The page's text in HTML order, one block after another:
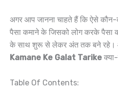
अगर आप जानना चाहते हैं कि ऐसे कौन-
पैसा कमाने के जिसको लोग करके पैसा
के साथ शुरू से लेकर अंत तक बने रहे।
Kamane Ke Galat Tarike
Table Of Contents: